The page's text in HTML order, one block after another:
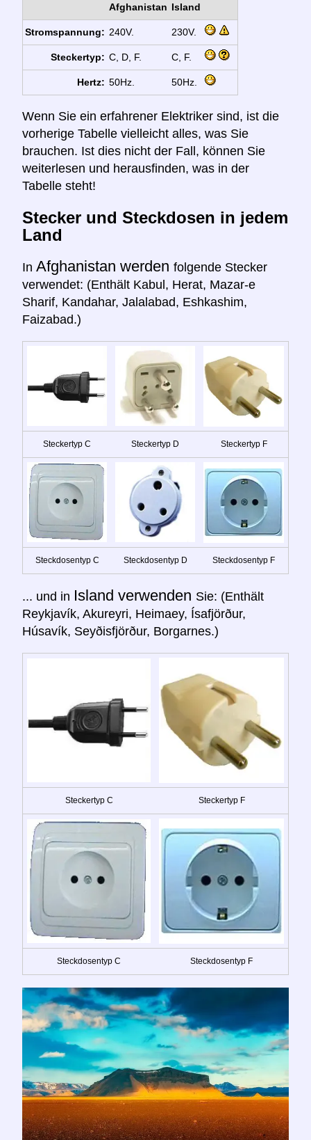
Afghanistan Island
Stromspannung: 240V. 230V.
Steckertyp: C, D, F. C, F.
Hertz: 50Hz. 50Hz.
Wenn Sie ein erfahrener Elektriker sind, ist die
vorherige Tabelle vielleicht alles, was Sie
brauchen. Ist dies nicht der Fall, können Sie
weiterlesen und herausfinden, was in der
Tabelle steht!
Stecker und Steckdosen in jedem
Land
In Afghanistan werden folgende Stecker
verwendet: (Enthält Kabul, Herat, Mazar-e
Sharif, Kandahar, Jalalabad, Eshkashim,
Faizabad.)
Steckertyp C Steckertyp D Steckertyp F
Steckdosentyp C Steckdosentyp D Steckdosentyp F
... und in Island verwenden Sie: (Enthält
Reykjavík, Akureyri, Heimaey, Ísafjörður,
Húsavík, Seyðisfjörður, Borgarnes.)
Steckertyp C Steckertyp F
Steckdosentyp C Steckdosentyp F